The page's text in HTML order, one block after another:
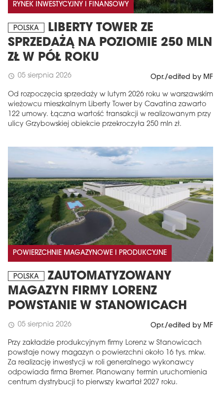
RYNEK INWESTYCYJNY I FINANSOWY
POLSKA
LIBERTY TOWER ZE
SPRZEDAŻĄ NA POZIOMIE 250 MLN
ZŁ W PÓŁ ROKU
schedule 05 sierpnia 2026 Opr./edited by MF
Od rozpoczęcia sprzedaży w lutym 2026 roku w warszawskim
wieżowcu mieszkalnym Liberty Tower by Cavatina zawarto
122 umowy. Łączna wartość transakcji w realizowanym przy
ulicy Grzybowskiej obiekcie przekroczyła 250 mln zł.
POWIERZCHNIE MAGAZYNOWE I PRODUKCYJNE
POLSKA
ZAUTOMATYZOWANY
MAGAZYN FIRMY LORENZ
POWSTANIE W STANOWICACH
schedule 05 sierpnia 2026 Opr./edited by MF
Przy zakładzie produkcyjnym firmy Lorenz w Stanowicach
powstaje nowy magazyn o powierzchni około 16 tys. mkw.
Za realizację inwestycji w roli generalnego wykonawcy
odpowiada firma Bremer. Planowany termin uruchomienia
centrum dystrybucji to pierwszy kwartał 2027 roku.